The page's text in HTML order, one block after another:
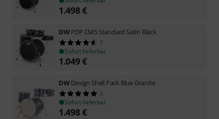
1.498€
DWPDP CM5 Standard Satin Black
7
Sofort lieferbar
1.049€
DWDesign Shell Pack Blue Granite
3
Sofort lieferbar
1.498€